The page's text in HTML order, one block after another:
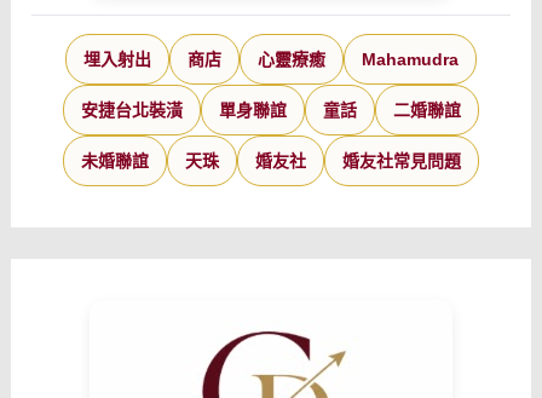
埋入射出 商店 心靈療癒 Mahamudra
安捷台北裝潢 單身聯誼 童話 二婚聯誼
未婚聯誼 天珠 婚友社 婚友社常見問題